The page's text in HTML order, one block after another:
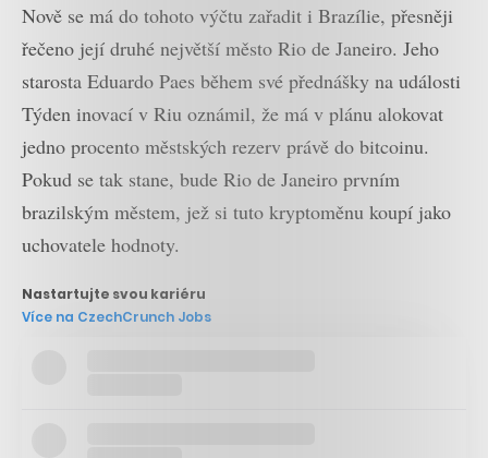
Nově se má do tohoto výčtu zařadit i Brazílie, přesněji
řečeno její druhé největší město Rio de Janeiro. Jeho
starosta Eduardo Paes během své přednášky na události
Týden inovací v Riu oznámil, že má v plánu alokovat
jedno procento městských rezerv právě do bitcoinu.
Pokud se tak stane, bude Rio de Janeiro prvním
brazilským městem, jež si tuto kryptoměnu koupí jako
uchovatele hodnoty.
Nastartujte svou kariéru
Více na CzechCrunch Jobs